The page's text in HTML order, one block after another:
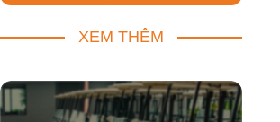
XEM THÊM